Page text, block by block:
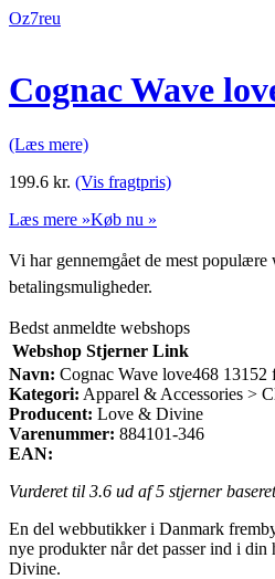
Oz7reu
Cognac Wave
(Læs mere)
199.6 kr. (Vis fragtpris)
Læs mere »Køb nu »
Vi har gennemgået de mest
betalingsmuligheder.
Bedst anmeldte webshops
Webshop Stjerner Link
Navn: Cognac Wave love468
Kategori: Apparel & Accessories >
Producent: Love & Divine
Varenummer: 884101-346
EAN:
Vurderet til 3.6 ud af 5 stjerner
En del webbutikker i Danmark
nye produkter når det passer ind i
Divine.